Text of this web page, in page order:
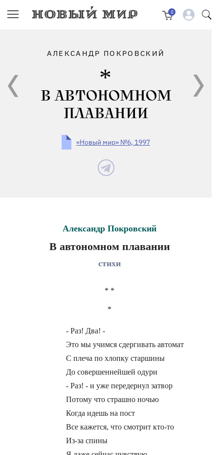
0
АЛЕКСАНДР ПОКРОВСКИЙ
В АВТОНОМНОМ
ПЛАВАНИИ
«Новый мир» №6, 1997
Александр Покровский
В автономном плавании
стихи
* *
*
- Раз! Два! -
Это мы учимся сдергивать автомат
С плеча по хлопку старшины
До совершеннейшей одури
- Раз! - и уже передернул затвор
Потому что страшно ночью
Когда идешь на пост
Все кажется, что смотрит кто-то
Из-за спины